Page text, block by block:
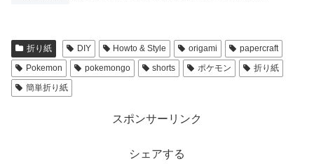
折り紙 DIY Howto & Style origami
papercraft
Pokemon
pokemongo shorts ポケモン
折り紙
簡単折り紙
スポンサーリンク
シェアする